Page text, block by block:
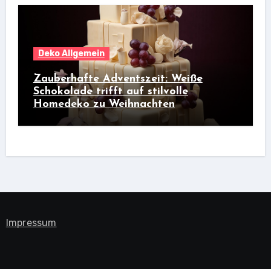
Deko Allgemein
Zauberhafte Adventszeit: Weiße
Schokolade trifft auf stilvolle
Homedeko zu Weihnachten
Impressum